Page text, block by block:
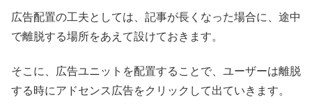
広告配置の工夫としては、記事が長くなった場合に、途中
で離脱する場所をあえて設けておきます。
そこに、広告ユニットを配置することで、ユーザーは離脱
する時にアドセンス広告をクリックして出ていきます。